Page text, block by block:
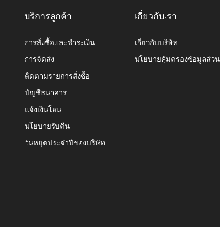
บริการลูกค้า
การสั่งซื้อและชำระเงิน
การจัดส่ง
ติดตามรายการสั่งซื้อ
บัญชีธนาคาร
แจ้งเงินโอน
นโยบายรับคืน
วันหยุดประจำปีของบริษัท
เกี่ยวกับเรา
เกี่ยวกับบริษัท
นโยบายคุ้มครองข้อมูลส่ว